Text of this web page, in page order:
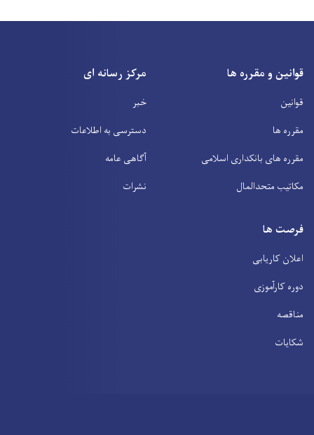
قوانین و مقرره ها
قوانین
مقرره ها
مقرره های بانکداری اسلامی
مکاتیب متحدالمال
مرکز رسانه ای
خبر
دسترسی به اطلاعات
آگاهی عامه
نشرات
فرصت ها
اعلان کاریابی
دوره کارآموزی
مناقصه
شکایات